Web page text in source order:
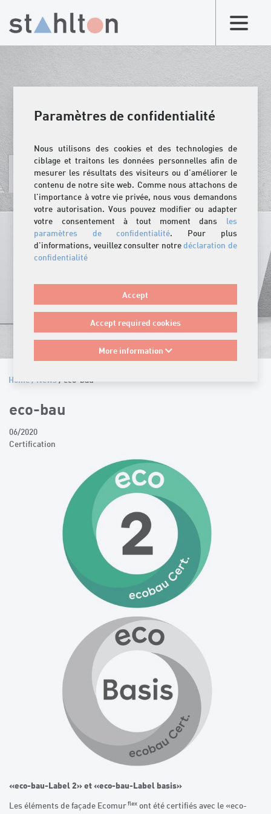
Paramètres de confidentialité
Nous utilisons des cookies et des technologies de
ciblage et traitons les données personnelles afin de
mesurer les résultats des visiteurs ou d'améliorer le
contenu de notre site web. Comme nous attachons de
l'importance à votre vie privée, nous vous demandons
votre autorisation. Vous pouvez modifier ou adapter
votre consentement à tout moment dans les
paramètres de confidentialité. Pour plus
d'informations, veuillez consulter notredéclaration de
confidentialité
Accept
Accept required cookies
More information
Home / News/ eco-bau
eco-bau
06/2020
Certification
«eco-bau-Label 2» et «eco-bau-Label basis»
Les éléments de façade Ecomurflex ont été certifiés avec le «eco-